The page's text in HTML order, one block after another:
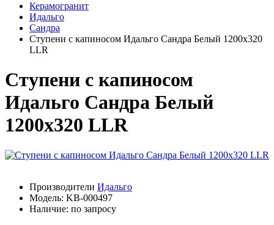
Керамогранит
Идальго
Сандра
Ступени с капиносом Идальго Сандра Белый 1200х320
LLR
Ступени с капиносом
Идальго Сандра Белый
1200х320 LLR
Производители Идальго
Модель: KB-000497
Наличие: по запросу